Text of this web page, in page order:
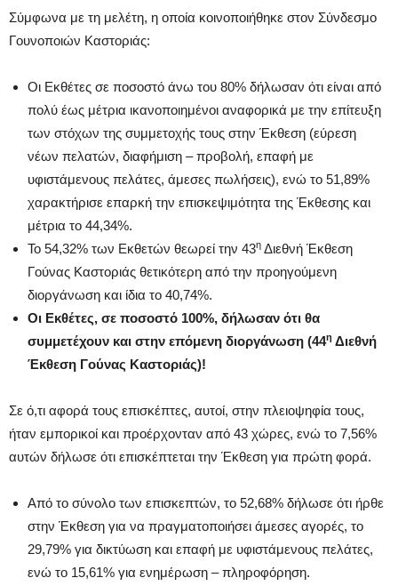
Σύμφωνα με τη μελέτη, η οποία κοινοποιήθηκε στον Σύνδεσμο
Γουνοποιών Καστοριάς:
Οι Εκθέτες σε ποσοστό άνω του 80% δήλωσαν ότι είναι από
πολύ έως μέτρια ικανοποιημένοι αναφορικά με την επίτευξη
των στόχων της συμμετοχής τους στην Έκθεση (εύρεση
νέων πελατών, διαφήμιση – προβολή, επαφή με
υφιστάμενους πελάτες, άμεσες πωλήσεις), ενώ το 51,89%
χαρακτήρισε επαρκή την επισκεψιμότητα της Έκθεσης και
μέτρια το 44,34%.
Το 54,32% των Εκθετών θεωρεί την 43η Διεθνή Έκθεση
Γούνας Καστοριάς θετικότερη από την προηγούμενη
διοργάνωση και ίδια το 40,74%.
Οι Εκθέτες, σε ποσοστό 100%, δήλωσαν ότι θα
συμμετέχουν και στην επόμενη διοργάνωση (44η Διεθνή
Έκθεση Γούνας Καστοριάς)!
Σε ό,τι αφορά τους επισκέπτες, αυτοί, στην πλειοψηφία τους,
ήταν εμπορικοί και προέρχονταν από 43 χώρες, ενώ το 7,56%
αυτών δήλωσε ότι επισκέπτεται την Έκθεση για πρώτη φορά.
Από το σύνολο των επισκεπτών, το 52,68% δήλωσε ότι ήρθε
στην Έκθεση για να πραγματοποιήσει άμεσες αγορές, το
29,79% για δικτύωση και επαφή με υφιστάμενους πελάτες,
ενώ το 15,61% για ενημέρωση – πληροφόρηση.